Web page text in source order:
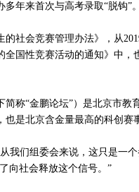
年来首次与高考录取“脱钩”。
社会竞赛管理办法》，从
国性竞赛活动的通知》中
“金鹏论坛”）是北京市教
是北京含金量最高的科创赛
们组委会来说，这只是一个
向社会释放这个信号。”